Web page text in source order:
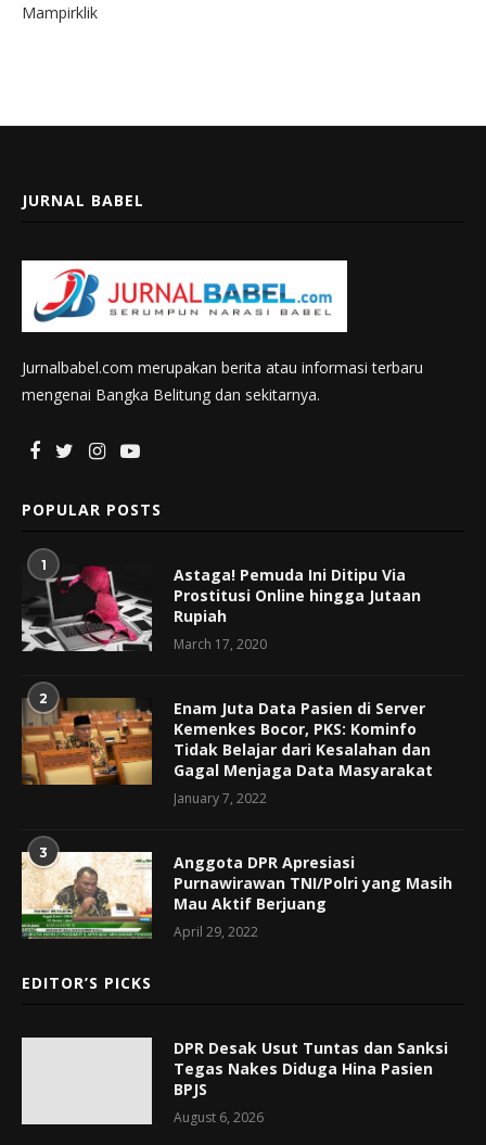
Mampirklik
JURNAL BABEL
Jurnalbabel.com merupakan berita atau informasi terbaru
mengenai Bangka Belitung dan sekitarnya.
POPULAR POSTS
1
Astaga! Pemuda Ini Ditipu Via
Prostitusi Online hingga Jutaan
Rupiah
March 17, 2020
2
Enam Juta Data Pasien di Server
Kemenkes Bocor, PKS: Kominfo
Tidak Belajar dari Kesalahan dan
Gagal Menjaga Data Masyarakat
January 7, 2022
3
Anggota DPR Apresiasi
Purnawirawan TNI/Polri yang Masih
Mau Aktif Berjuang
April 29, 2022
EDITOR’S PICKS
DPR Desak Usut Tuntas dan Sanksi
Tegas Nakes Diduga Hina Pasien
BPJS
August 6, 2026